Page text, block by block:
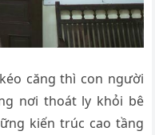
căng thì con người
nơi thoát ly khỏi bê
kiến trúc cao tầng